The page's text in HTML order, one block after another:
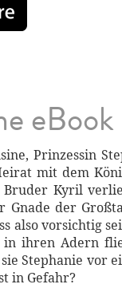
eBook
Prinzessin
mit dem
Kyril
der
also vorsichtig
in ihren Adern
Stephanie vor
in Gefahr?